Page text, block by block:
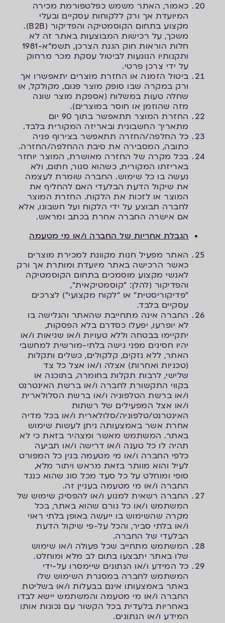
כאמור, האתר משמש כפלטפורמת מכירה
המיועדת אך ורק ללקוחות עסקיים ובעלי
מקצוע בתחום הקוסמטיקה והפדיקור (B2B).
משכך, על רכישות המבוצעות באתר זה לא
חלות הוראות חוק הגנת הצרכן, תשמ"א-1981
ותקנותיו הנוגעות לביטול עסקת מכר מרחוק
על ידי צרכן פרטי.
ביטול הזמנה או החזרת מוצרים יתאפשרו אך
ורק במקרה שבו סופק מוצר פגום, מקולקל, או
שחלה טעות במשלוח (אספקת מוצר שונה
מזה שהוזמן או חוסר במוצרים).
החזרת המוצר תתאפשר בתוך 90 יום
מתאריך החשבונית ובאריזה המקורית בלבד.
כל החלפה/החזרה תתאפשר בצירוף פניה
כתובה, המסבירה את סיבת ההחלפה/החזרה.
בכל מקרה של החזרה מאושרת, המוצר יוחזר
באריזתו המקורית, כשהוא סגור, חתום, ולא
נעשה בו כל שימוש. החברה שומרת לעצמה
את שיקול הדעת הבלעדי האם להחליף את
המוצר או לזכות את הלקוח. החזרת המוצר
לחברה תבוצע על ידי הלקוח ועל חשבונו, אלא
אם אישרה החברה אחרת בכתב ומראש.
הגבלת אחריות של החברה ו/או מי מטעמה
האתר מפעיל חנות מקוונת למכירת מוצרים
כאשר הרכישה באתר מיועדת ומותרת אך ורק
לאנשי מקצוע מוסמכים בתחום הקוסמטיקה
והפדיקור (להלן: "קוסמטיקאית",
"פדיקוריסטית" או "לקוח מקצועי") לצרכים
עסקיים בלבד.
החברה אינה מתחייבת שהאתר והגלישה בו
לא יופרעו, יפעלו כסדרם בלא הפסקות,
יתקיימו בבטחה וללא טעויות ו/או שגיאות ו/או
יהיו חסינים מפני גישה בלתי-מורשית למחשבי
האתר, ללא נזקים, קלקולים, כשלים ותקלות
(טכניות ואחרות) אצלה ו/או אצל כל צד
שלישי, לרבות תקלות בחומרה, בתוכנה או
בקווי התקשורת לחברה ו/או ברשת האינטרנט
ו/או ברשת הטלפוניה ו/או ברשת הסלולארית
ו/או אצל המפעילים של רשתות
האינטרנט/טלפוניה/סלולארית ו/או בכל מדיה
אחרת אשר באמצעותה ניתן לעשות שימוש
באתר. המשתמש מאשר ומצהיר בזאת כי לא
תהיה לו כל טענה ו/או דרישה ו/או תביעה
כלפי החברה ו/או מי מטעמה בגין כל המפורט
לעיל והוא מוותר בזאת מראש ויתור מלא,
סופי ומוחלט על כל סעד מכל סוג שהוא כנגד
החברה ו/או מי מטעמה בעניין זה.
החברה רשאית למנוע ו/או להפסיק שימוש של
המשתמש ו/או כל גורם שהוא באתר, בכל
מקרה שהשימוש בו ייעשה באופן בלתי ראוי
ו/או בלתי סביר, והכל על-פי שיקול הדעת
הבלעדי של החברה.
המשתמש מתחייב שכל פעולה ו/או שימוש
שלו באתר יתבצעו בתום לב מלא ומוחלט.
כל המידע ו/או הנתונים שיימסרו על-ידי
המשתמש לחברה במסגרת השימוש שלו
באתר באמצעותו אינם בבעלות ו/או בשליטת
החברה ו/או מי מטעמה והמשתמש יישא לבדו
באחריות בלעדית בכל הקשור עם נכונות אותו
המידע ו/או הנתונים.